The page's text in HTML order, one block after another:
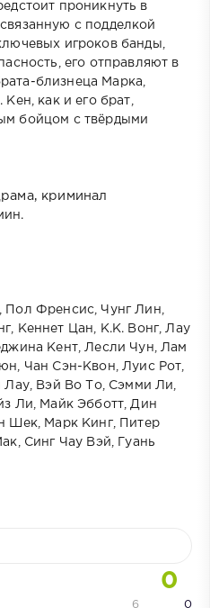
проникнуть в
с подделкой
игроков банды,
его отправляют в
близнеца Марка,
как и его брат,
бойцом с твёрдыми
криминал
Френсис, Чунг Лин,
Кеннет Цан, К.К. Вонг, Лау
Кент, Лесли Чун, Лам
Чан Сэн-Квон, Луис Рот,
Лау, Вэй Во То, Сэмми Ли,
Ли, Майк Эбботт, Дин
Шек, Марк Кинг, Питер
Синг Чау Вэй, Гуань
0
0
6